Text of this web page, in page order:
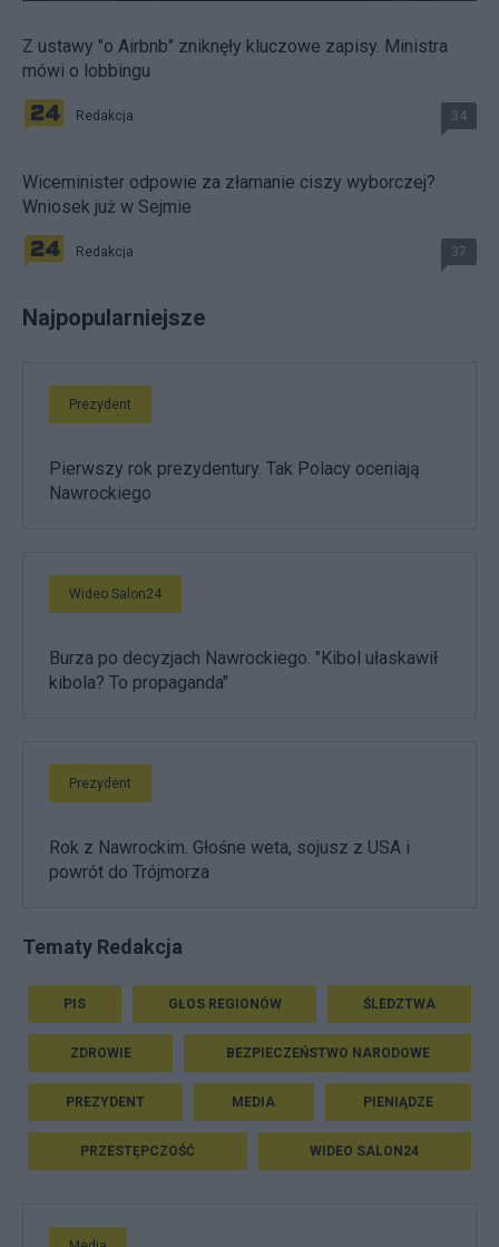
Z ustawy "o Airbnb" zniknęły kluczowe zapisy. Ministra
mówi o lobbingu
Redakcja 34
Wiceminister odpowie za złamanie ciszy wyborczej?
Wniosek już w Sejmie
Redakcja 37
Najpopularniejsze
Prezydent
Pierwszy rok prezydentury. Tak Polacy oceniają
Nawrockiego
Wideo Salon24
Burza po decyzjach Nawrockiego. "Kibol ułaskawił
kibola? To propaganda"
Prezydent
Rok z Nawrockim. Głośne weta, sojusz z USA i
powrót do Trójmorza
Tematy Redakcja
PIS GŁOS REGIONÓW ŚLEDZTWA
ZDROWIE BEZPIECZEŃSTWO NARODOWE
PREZYDENT MEDIA PIENIĄDZE
PRZESTĘPCZOŚĆ WIDEO SALON24